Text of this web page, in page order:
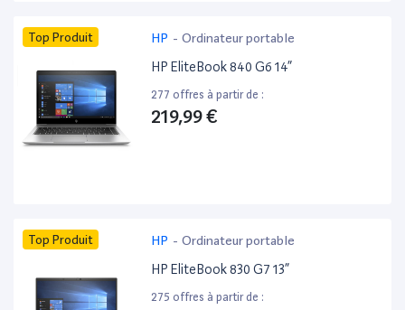
Top Produit HP - Ordinateur portable
HP EliteBook 840 G6 14”
277 offres à partir de :
219,99 €
Top Produit HP - Ordinateur portable
HP EliteBook 830 G7 13”
275 offres à partir de :